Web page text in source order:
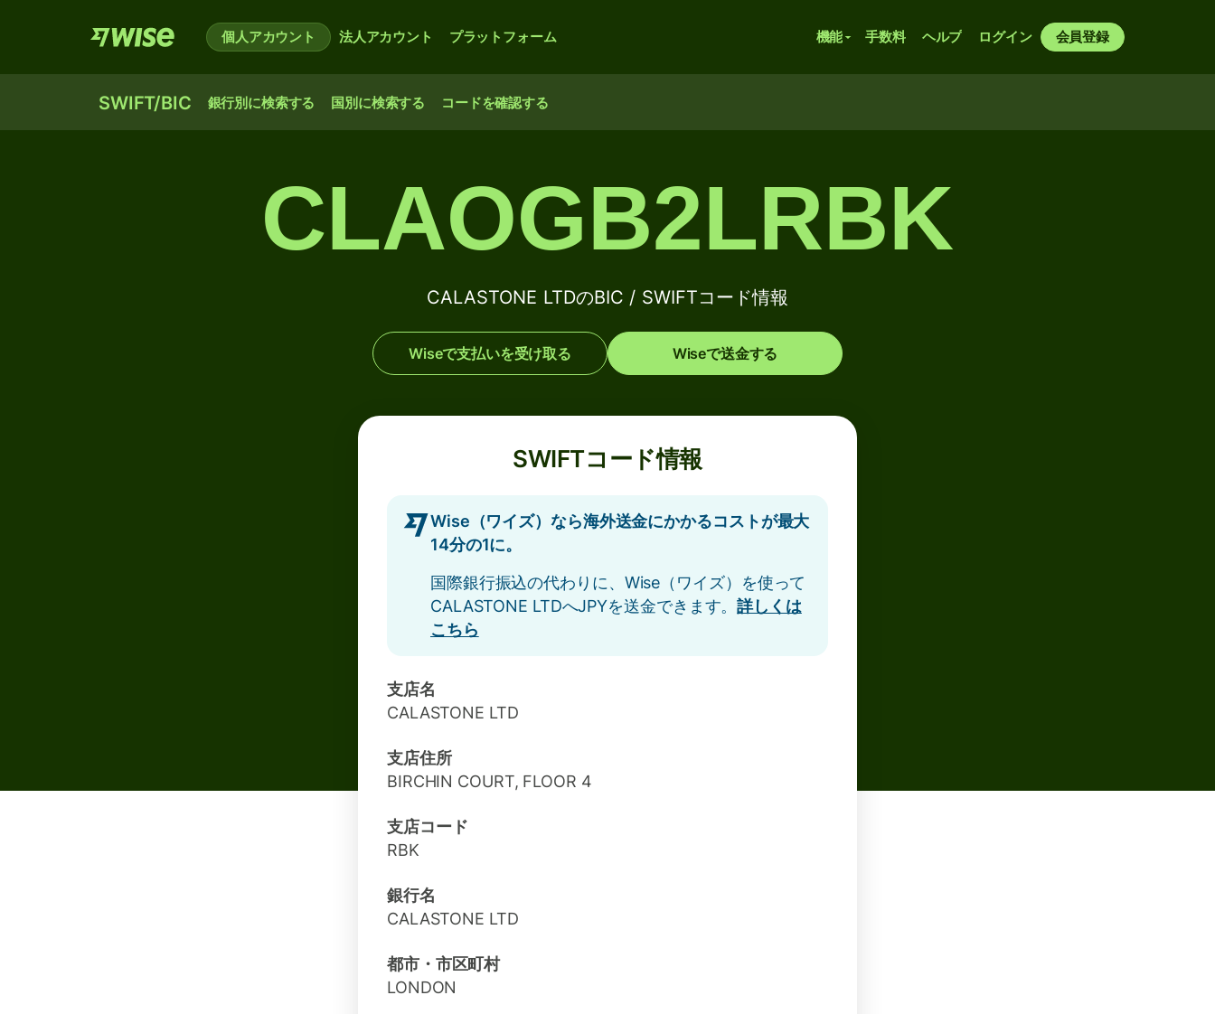
個人アカウント 法人アカウント プラットフォーム 機能 手数料 ヘルプ ログイン 会員登録
SWIFT/BIC 銀行別に検索する 国別に検索する コードを確認する
CLAOGB2LRBK
CALASTONE LTDのBIC / SWIFTコード情報
Wiseで支払いを受け取る Wiseで送金する
SWIFTコード情報
Wise（ワイズ）なら海外送金にかかるコストが最大
14分の1に。
国際銀行振込の代わりに、Wise（ワイズ）を使って
CALASTONE LTDへJPYを送金できます。詳しくは
こちら
支店名
CALASTONE LTD
支店住所
BIRCHIN COURT, FLOOR 4
支店コード
RBK
銀行名
CALASTONE LTD
都市・市区町村
LONDON